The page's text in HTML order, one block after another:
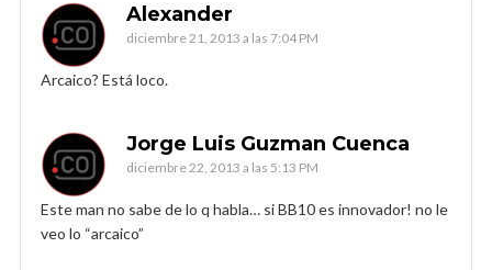
Alexander
diciembre 21, 2013 a las 7:04 PM
Arcaico? Está loco.
Jorge Luis Guzman Cuenca
diciembre 22, 2013 a las 5:13 PM
Este man no sabe de lo q habla… si BB10 es innovador! no le
veo lo “arcaico”